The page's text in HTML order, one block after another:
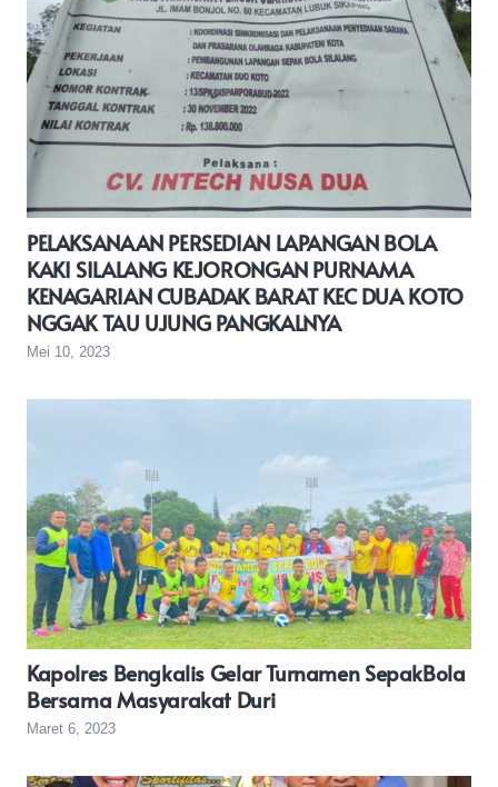
PELAKSANAAN PERSEDIAN LAPANGAN BOLA
KAKI SILALANG KEJORONGAN PURNAMA
KENAGARIAN CUBADAK BARAT KEC DUA KOTO
NGGAK TAU UJUNG PANGKALNYA
Mei 10, 2023
Kapolres Bengkalis Gelar Turnamen SepakBola
Bersama Masyarakat Duri
Maret 6, 2023